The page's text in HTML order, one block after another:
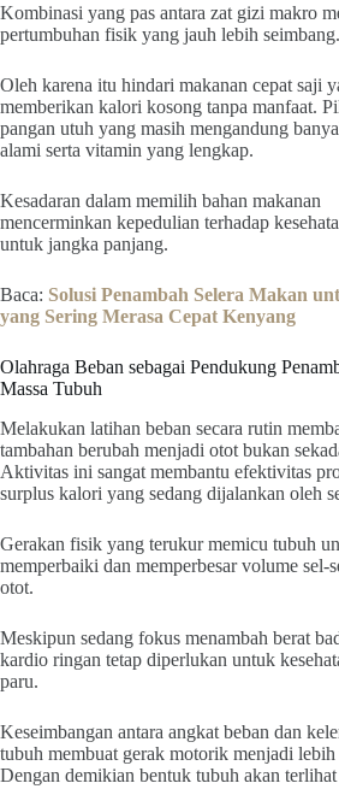
Kombinasi yang pas antara zat gizi makro
pertumbuhan fisik yang jauh lebih seimbang.
Oleh karena itu hindari makanan cepat saji
memberikan kalori kosong tanpa manfaat.
pangan utuh yang masih mengandung
alami serta vitamin yang lengkap.
Kesadaran dalam memilih bahan makanan
mencerminkan kepedulian terhadap
untuk jangka panjang.
Baca: Solusi Penambah Selera Makan
yang Sering Merasa Cepat Kenyang
Olahraga Beban sebagai Pendukung
Massa Tubuh
Melakukan latihan beban secara rutin
tambahan berubah menjadi otot bukan
Aktivitas ini sangat membantu efektivitas
surplus kalori yang sedang dijalankan oleh
Gerakan fisik yang terukur memicu tubuh
memperbaiki dan memperbesar volume sel-
otot.
Meskipun sedang fokus menambah berat
kardio ringan tetap diperlukan untuk
paru.
Keseimbangan antara angkat beban dan
tubuh membuat gerak motorik menjadi
Dengan demikian bentuk tubuh akan